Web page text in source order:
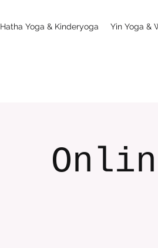
Hatha Yoga & Kinderyoga Yin Yoga &